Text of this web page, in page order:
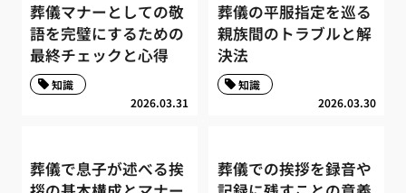
葬儀マナーとしての敬
語を完璧にするための
最終チェックと心得
2026.03.31
知識
葬儀の平服指定を巡る
親族間のトラブルと解
決法
2026.03.30
知識
葬儀で息子が述べる挨
葬儀での挨拶を録音や